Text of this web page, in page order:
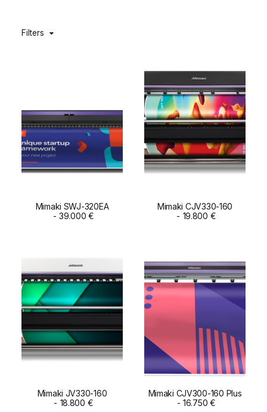
IDIOMA
Filters
ADD TO CART
Mimaki SWJ-320EA
39.000€ ADD TO CART
Mimaki CJV330-160
19.800 €
ADD TO CART
Mimaki JV330-160
18.800 € ADD TO CART
Mimaki CJV300-160 Plus
16.750€